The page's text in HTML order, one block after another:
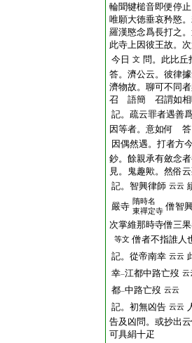
輪聞犍槌音即便停
唯願大徳垂哀矜愍
羅漢愍念爲長打之
此寺上因彼王故。
今日 文 問。此比丘
答。濟公云。彼律
濟物故。聊可不同
召 語簡 召謂如相
記。疏云罪者遇善
因等者。意如何 答
因偶然遇。打者方
鈔。餘親承有斂念
見。鬼趣歟。然俗
記。智興律師 云云
嚴寺 隋時名
東禪定寺 僧智
次掌維那時寺僧三
等文 僧者不指誰
記。從帝南幸 云云
幸一江都中路亡歿 云
都一中路亡歿 云云
記。 初無凶告 云云
告及凶問。或抄
可具絹十疋